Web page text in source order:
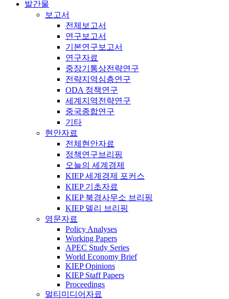
발간물
보고서
전체보고서
연구보고서
기본연구보고서
연구자료
중장기통상전략연구
전략지역심층연구
ODA 정책연구
세계지역전략연구
중국종합연구
기타
현안자료
전체현안자료
정책연구브리핑
오늘의 세계경제
KIEP 세계경제 포커스
KIEP 기초자료
KIEP 북경사무소 브리핑
KIEP 델리 브리핑
영문자료
Policy Analyses
Working Papers
APEC Study Series
World Economy Brief
KIEP Opinions
KIEP Staff Papers
Proceedings
멀티미디어자료